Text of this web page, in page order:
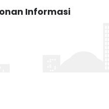
Informasi